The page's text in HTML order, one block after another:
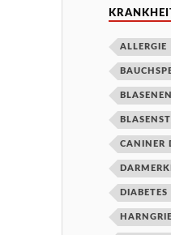
ALLERGIE
CANINER
DIABETES